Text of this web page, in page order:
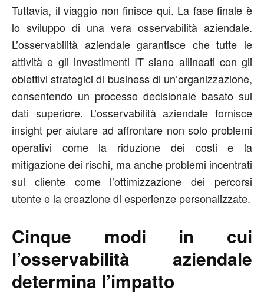
Tuttavia, il viaggio non finisce qui. La fase finale è
lo sviluppo di una vera osservabilità aziendale.
L’osservabilità aziendale garantisce che tutte le
attività e gli investimenti IT siano allineati con gli
obiettivi strategici di business di un’organizzazione,
consentendo un processo decisionale basato sui
dati superiore. L’osservabilità aziendale fornisce
insight per aiutare ad affrontare non solo problemi
operativi come la riduzione dei costi e la
mitigazione dei rischi, ma anche problemi incentrati
sul cliente come l’ottimizzazione dei percorsi
utente e la creazione di esperienze personalizzate.
Cinque modi in cui
l’osservabilità aziendale
determina l’impatto